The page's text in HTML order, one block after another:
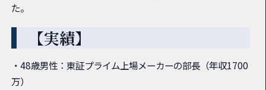
た。
【実績】
・48歳男性：東証プライム上場メーカーの部長（年収1700
万）